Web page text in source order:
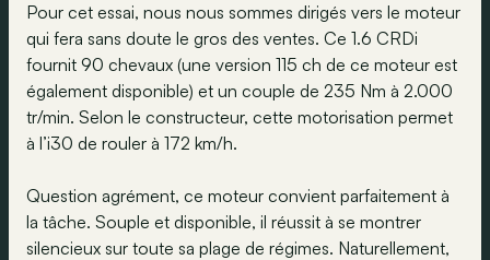
Pour cet essai, nous nous sommes dirigés vers le moteur
qui fera sans doute le gros des ventes. Ce 1.6 CRDi
fournit 90 chevaux (une version 115 ch de ce moteur est
également disponible) et un couple de 235 Nm à 2.000
tr/min. Selon le constructeur, cette motorisation permet
à l’i30 de rouler à 172 km/h.
Question agrément, ce moteur convient parfaitement à
la tâche. Souple et disponible, il réussit à se montrer
silencieux sur toute sa plage de régimes. Naturellement,